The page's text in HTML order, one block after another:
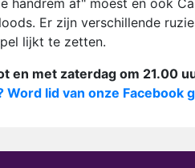
handrem af" moest en ook
Er zijn verschillende
lijkt te zetten.
en met zaterdag om 21.00
lid van onze Facebook